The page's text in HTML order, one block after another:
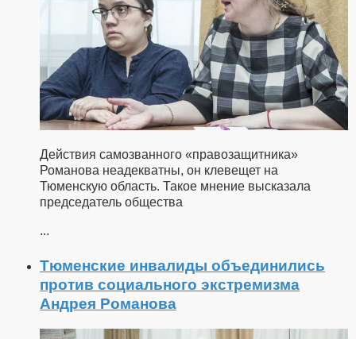
Действия самозванного «правозащитника»
Романова неадекватны, он клевещет на
Тюменскую область. Такое мнение высказала
председатель общества
...
Тюменские инвалиды объединились
против социального экстремизма
Андрея Романова